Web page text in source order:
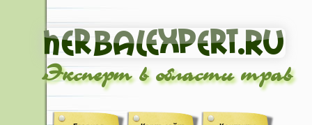
Эксперт в области трав